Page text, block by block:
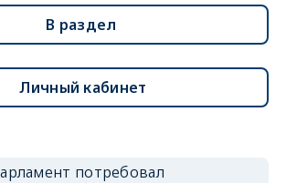
В раздел
Личный кабинет
потребовал